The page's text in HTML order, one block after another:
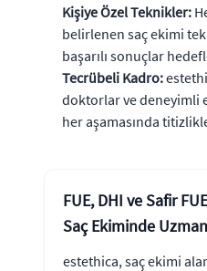
Kişiye Özel Teknikler:
belirlenen saç ekimi
başarılı sonuçlar
Tecrübeli Kadro:
doktorlar ve deneyimli
her aşamasında
FUE, DHI ve Safir
Saç Ekiminde
estethica, saç ekimi